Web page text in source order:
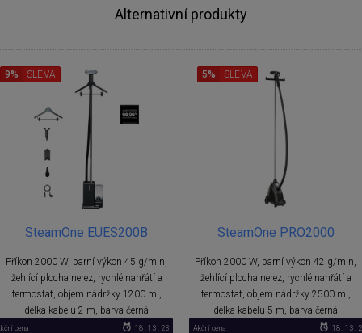
Alternativní produkty
SteamOne EUES200B
Příkon 2000 W, parní výkon 45 g/min,
žehlící plocha nerez, rychlé nahřátí a
termostat, objem nádržky 1200 ml,
délka kabelu 2 m, barva černá
9% SLEVA
cena 18 : 13 : 22
SteamOne PRO2000
Příkon 2000 W, parní výkon 42 g/min,
žehlící plocha nerez, rychlé nahřátí a
termostat, objem nádržky 2500 ml,
délka kabelu 5 m, barva černá
5% SLEVA
Akční cena 18 : 13 :